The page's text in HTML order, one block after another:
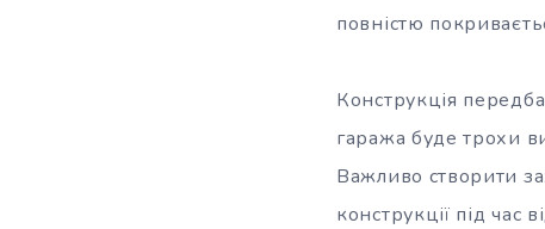
повністю
Конструкція
гаража буде трохи
Важливо створити
конструкції під час